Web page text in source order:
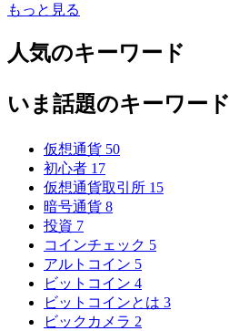
もっと見る
人気のキーワード
いま話題のキーワード
仮想通貨 50
初心者 17
仮想通貨取引所 15
暗号通貨 8
投資 7
コインチェック 5
アルトコイン 5
ビットコイン 4
ビットコインとは 3
ビックカメラ 2